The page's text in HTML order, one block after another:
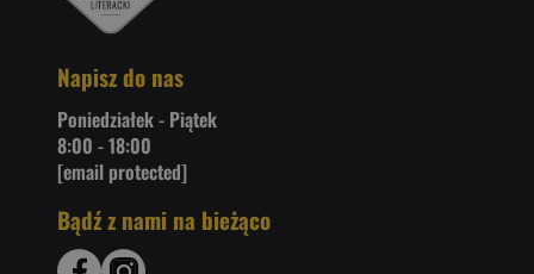
Napisz do nas
Poniedziałek - Piątek
8:00 - 18:00
[email protected]
Bądź z nami na bieżąco